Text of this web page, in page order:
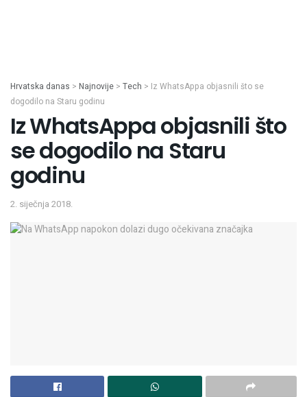
Hrvatska danas > Najnovije > Tech > Iz WhatsAppa objasnili što se
dogodilo na Staru godinu
Iz WhatsAppa objasnili što
se dogodilo na Staru
godinu
2. siječnja 2018.